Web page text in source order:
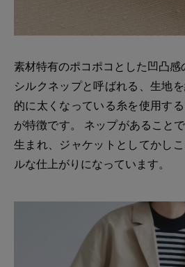
素材特有のポコポコとした凹凸感
シルクネップと呼ばれる、生地
的に太くなっている糸を使用す
が特徴です。 ネップがあること
生まれ、ジャケットとしてかし
ルな仕上がりになっています。